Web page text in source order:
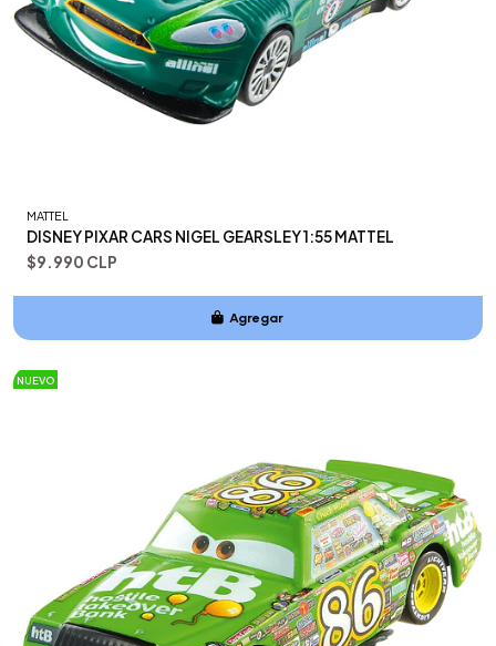
MATTEL
DISNEY PIXAR CARS NIGEL GEARSLEY 1:55 MATTEL
$9.990 CLP
Agregar
NUEVO